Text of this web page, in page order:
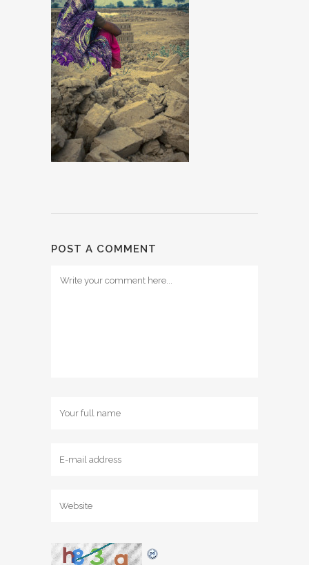
POST A COMMENT